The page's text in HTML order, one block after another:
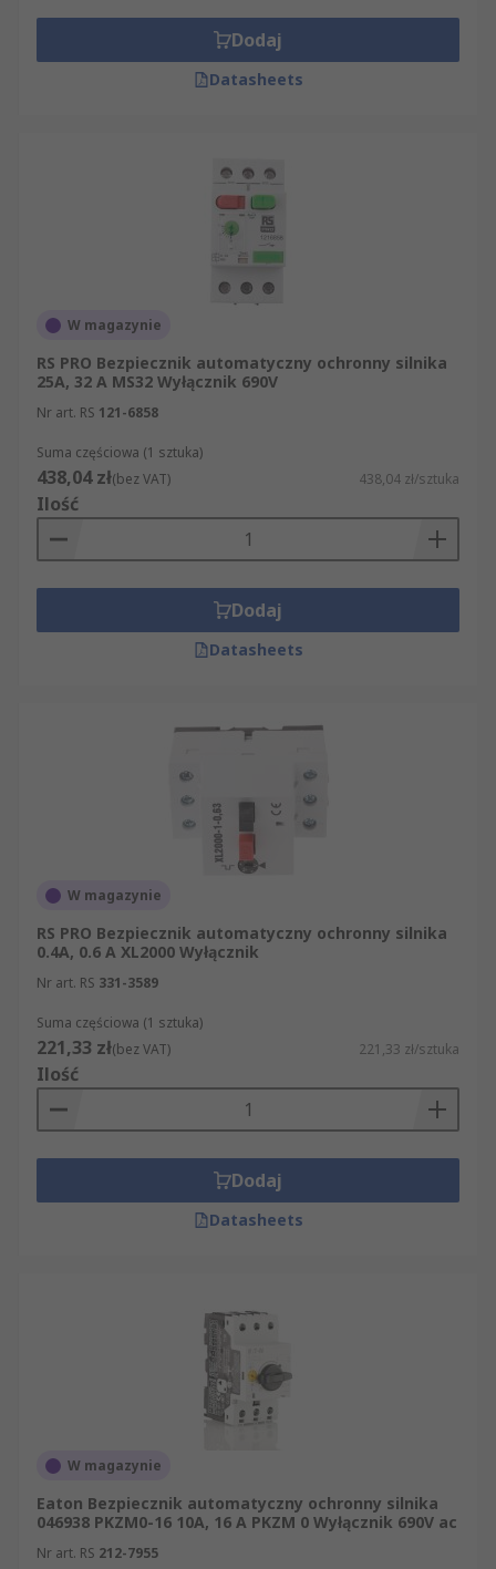
Dodaj
Datasheets
W magazynie
RS PRO Bezpiecznik automatyczny ochronny silnika
25A, 32 A MS32 Wyłącznik 690V
Nr art. RS 121-6858
Suma częściowa (1 sztuka)
438,04 zł(bez VAT) 438,04 zł/sztuka
Ilość
Dodaj
Datasheets
W magazynie
RS PRO Bezpiecznik automatyczny ochronny silnika
0.4A, 0.6 A XL2000 Wyłącznik
Nr art. RS 331-3589
Suma częściowa (1 sztuka)
221,33 zł(bez VAT) 221,33 zł/sztuka
Ilość
Dodaj
Datasheets
W magazynie
Eaton Bezpiecznik automatyczny ochronny silnika
046938 PKZM0-16 10A, 16 A PKZM 0 Wyłącznik 690V ac
Nr art. RS 212-7955